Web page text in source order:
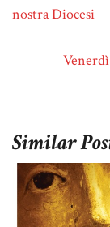
nostra Diocesi
Similar